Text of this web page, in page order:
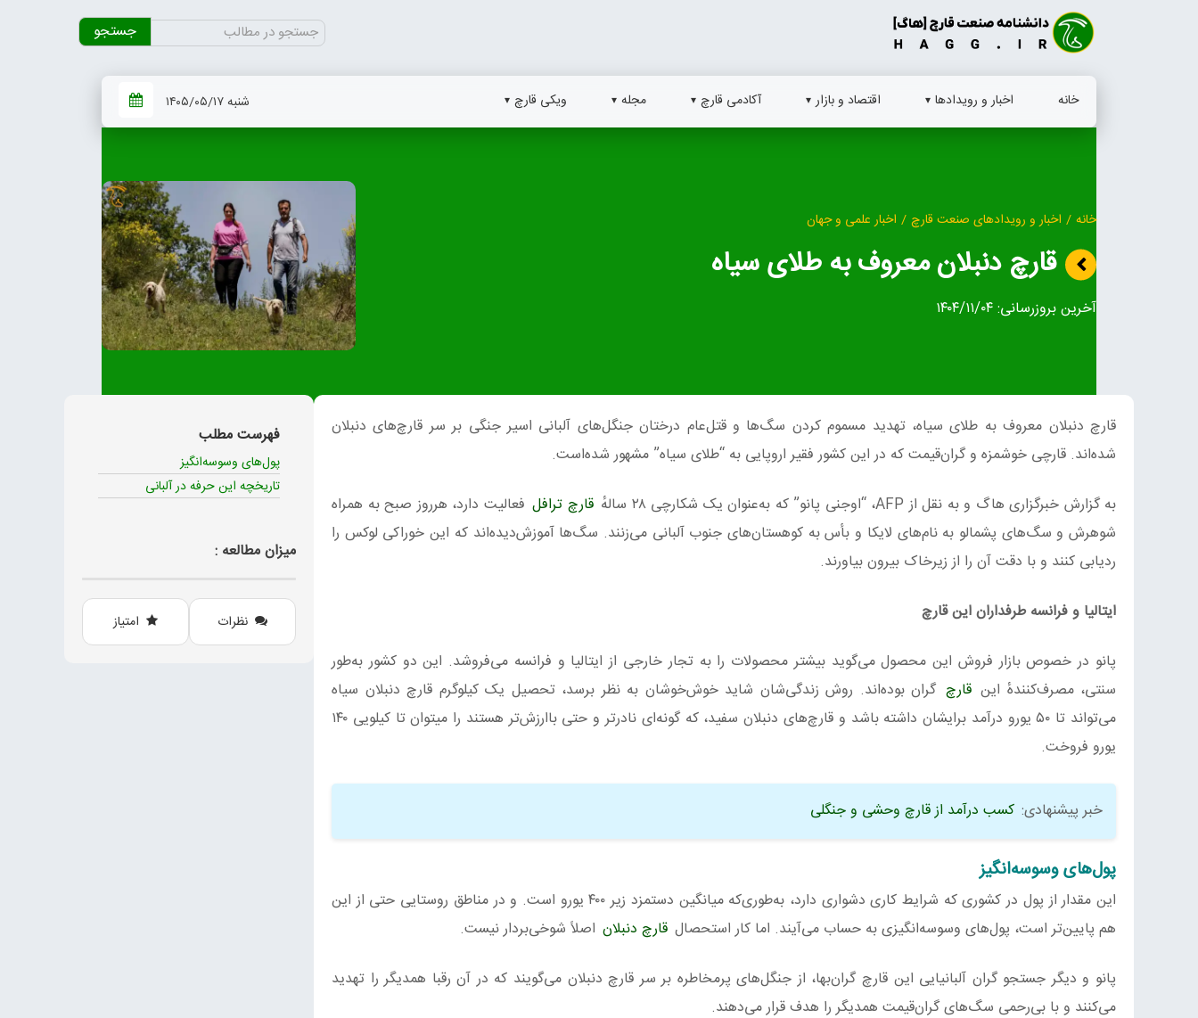
جستجو
برای:
خانه اخبار و رویدادها اقتصاد و بازار آکادمی قارچ مجله ویکی قارچ شنبه ۱۴۰۵/۰۵/۱۷
خانه / اخبار و رویدادهای صنعت قارچ / اخبار علمی و جهان
قارچ دنبلان معروف به طلای سیاه
آخرین بروزرسانی:۱۴۰۴/۱۱/۰۴
قارچ دنبلان معروف به طلای سیاه، تهدید مسموم کردن سگ‌ها و قتل‌عام درختان جنگل‌های آلبانی اسیر جنگی بر سر قارچ‌های دنبلان
شده‌اند. قارچی خوشمزه و گران‌قیمت که در این کشور فقیر اروپایی به “طلای سیاه” مشهور شده‌است.
به گزارش خبرگزاری هاگ و به نقل از AFP، “اوجنی پانو” که به‌عنوان یک شکارچی ۲۸ سالهٔ قارچ ترافل فعالیت دارد، هرروز صبح به همراه
شوهرش و سگ‌های پشمالو به نام‌های لایکا و بأس به کوهستان‌های جنوب آلبانی می‌زنند. سگ‌ها آموزش‌دیده‌اند که این خوراکی لوکس را
ردیابی کنند و با دقت آن را از زیرخاک بیرون بیاورند.
ایتالیا و فرانسه طرفداران این قارچ
پانو در خصوص بازار فروش این محصول می‌گوید بیشتر محصولات را به تجار خارجی از ایتالیا و فرانسه می‌فروشد. این دو کشور به‌طور
سنتی، مصرف‌کنندهٔ این قارچ گران بوده‌اند. روش زندگی‌شان شاید خوش‌خوشان به نظر برسد، تحصیل یک کیلوگرم قارچ دنبلان سیاه
می‌تواند تا ۵۰ یورو درآمد برایشان داشته باشد و قارچ‌های دنبلان سفید، که گونه‌ای نادرتر و حتی باارزش‌تر هستند را میتوان تا کیلویی ۱۴۰
یورو فروخت.
خبر پیشنهادی: کسب درآمد از قارچ وحشی و جنگلی
پول‌های وسوسه‌انگیز
این مقدار از پول در کشوری که شرایط کاری دشواری دارد، به‌طوری‌که میانگین دستمزد زیر ۴۰۰ یورو است. و در مناطق روستایی حتی از این
هم پایین‌تر است، پول‌های وسوسه‌انگیزی به‌ حساب می‌آیند. اما کار استحصال قارچ دنبلان اصلاً شوخی‌بردار نیست.
پانو و دیگر جستجو گران آلبانیایی این قارچ گران‌بها، از جنگل‌های پرمخاطره بر سر قارچ دنبلان می‌گویند که در آن رقبا همدیگر را تهدید
می‌کنند و با بی‌رحمی سگ‌های گران‌قیمت همدیگر را هدف قرار می‌دهند.
فهرست مطلب
پول‌های وسوسه‌انگیز
تاریخچه این حرفه در آلبانی
میزان مطالعه :
نظرات امتیاز